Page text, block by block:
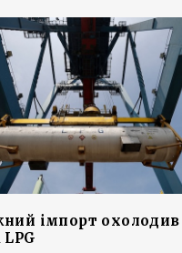
імпорт охолодив